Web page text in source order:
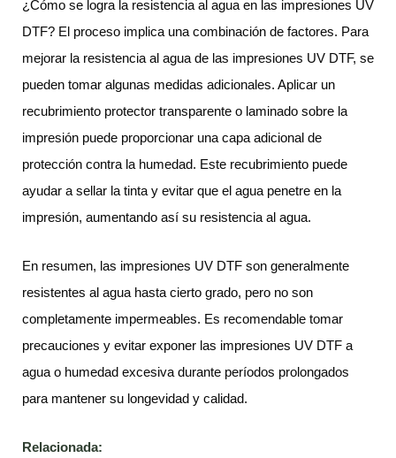
¿Cómo se logra la resistencia al agua en las impresiones UV
DTF? El proceso implica una combinación de factores. Para
mejorar la resistencia al agua de las impresiones UV DTF, se
pueden tomar algunas medidas adicionales. Aplicar un
recubrimiento protector transparente o laminado sobre la
impresión puede proporcionar una capa adicional de
protección contra la humedad. Este recubrimiento puede
ayudar a sellar la tinta y evitar que el agua penetre en la
impresión, aumentando así su resistencia al agua.
En resumen, las impresiones UV DTF son generalmente
resistentes al agua hasta cierto grado, pero no son
completamente impermeables. Es recomendable tomar
precauciones y evitar exponer las impresiones UV DTF a
agua o humedad excesiva durante períodos prolongados
para mantener su longevidad y calidad.
Relacionada: